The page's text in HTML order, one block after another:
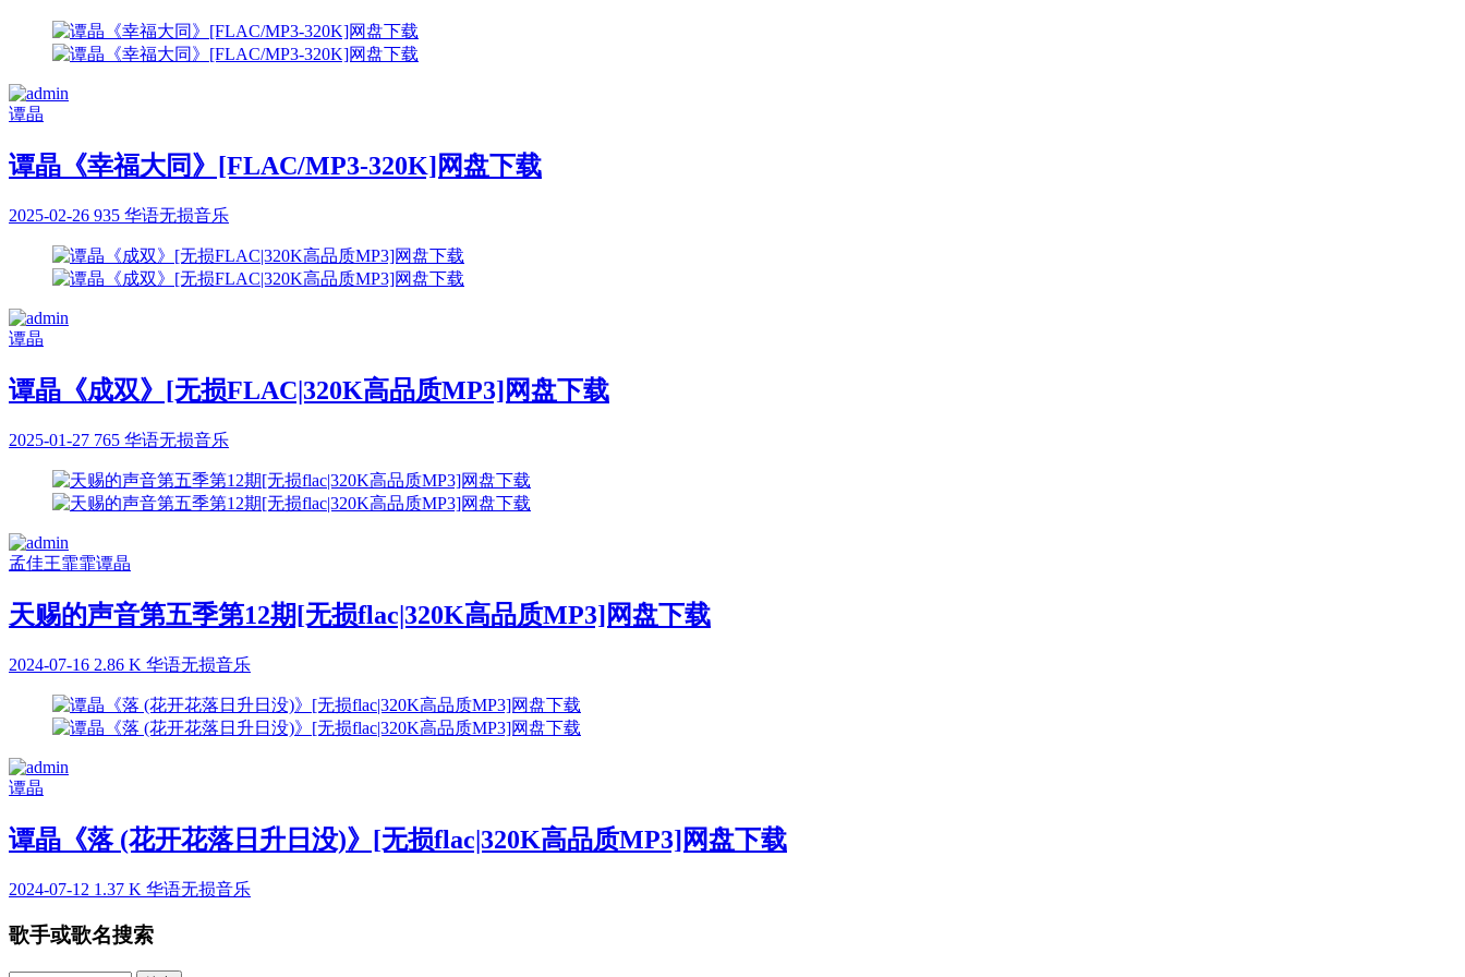
谭晶
谭晶《幸福大同》[FLAC/MP3-320K]网盘下载
2025-02-26 935 华语无损音乐
谭晶
谭晶《成双》[无损FLAC|320K高品质MP3]网盘下载
2025-01-27 765 华语无损音乐
孟佳王霏霏谭晶
天赐的声音第五季第12期[无损flac|320K高品质MP3]网盘下载
2024-07-16 2.86 K 华语无损音乐
谭晶
谭晶《落 (花开花落日升日没)》[无损flac|320K高品质MP3]网盘下载
2024-07-12 1.37 K 华语无损音乐
歌手或歌名搜索